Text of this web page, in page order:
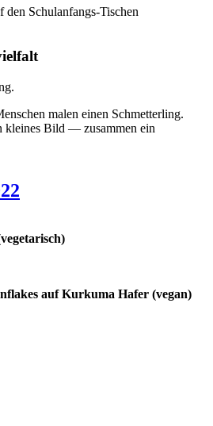
Schulanfangs-Tischen
malen einen Schmetterling.
kleines Bild — zusammen ein
auf Kurkuma Hafer (vegan)